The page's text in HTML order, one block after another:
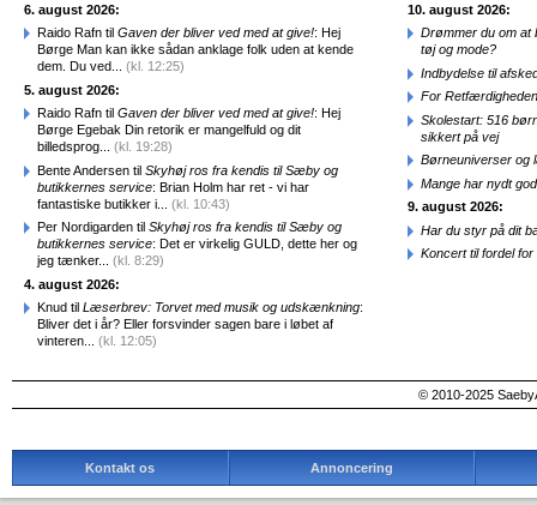
6. august 2026:
Raido Rafn til Gaven der bliver ved med at give!: Hej
Børge Man kan ikke sådan anklage folk uden at kende
dem. Du ved... (kl. 12:25)
5. august 2026:
Raido Rafn til Gaven der bliver ved med at give!: Hej
Børge Egebak Din retorik er mangelfuld og dit
billedsprog... (kl. 19:28)
Bente Andersen til Skyhøj ros fra kendis til Sæby og
butikkernes service: Brian Holm har ret - vi har
fantastiske butikker i... (kl. 10:43)
Per Nordigarden til Skyhøj ros fra kendis til Sæby og
butikkernes service: Det er virkelig GULD, dette her og
jeg tænker... (kl. 8:29)
4. august 2026:
Knud til Læserbrev: Torvet med musik og udskænkning:
Bliver det i år? Eller forsvinder sagen bare i løbet af
vinteren... (kl. 12:05)
10. august 2026:
Drømmer du om
tøj og mode?
Indbydelse til
For
Skolestart: 516
sikkert på vej
Børneuniverser og
Mange har nydt
9. august 2026:
Har du styr på dit
Koncert til fordel
© 2010-2025
Kontakt os Annoncering